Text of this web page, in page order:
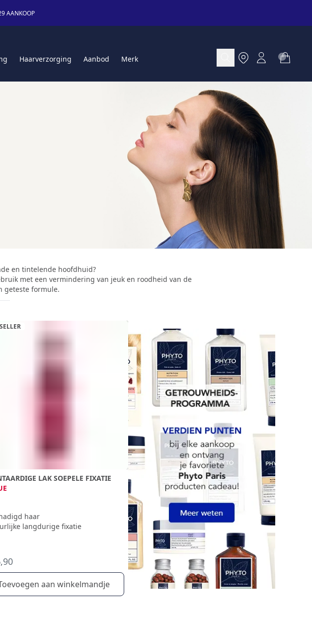
AANKOOP
Haarverzorging Aanbod Merk
en tintelende hoofdhuid?
met een vermindering van jeuk en roodheid van de
geteste formule.
LAK SOEPELE FIXATIE
haar
langdurige fixatie
aan winkelmandje